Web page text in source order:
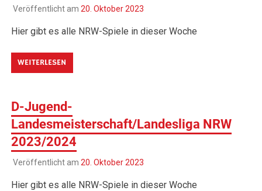
Veröffentlicht am 20. Oktober 2023
Hier gibt es alle NRW-Spiele in dieser Woche
WEITERLESEN
D-Jugend-
Landesmeisterschaft/Landesliga NRW
2023/2024
Veröffentlicht am 20. Oktober 2023
Hier gibt es alle NRW-Spiele in dieser Woche